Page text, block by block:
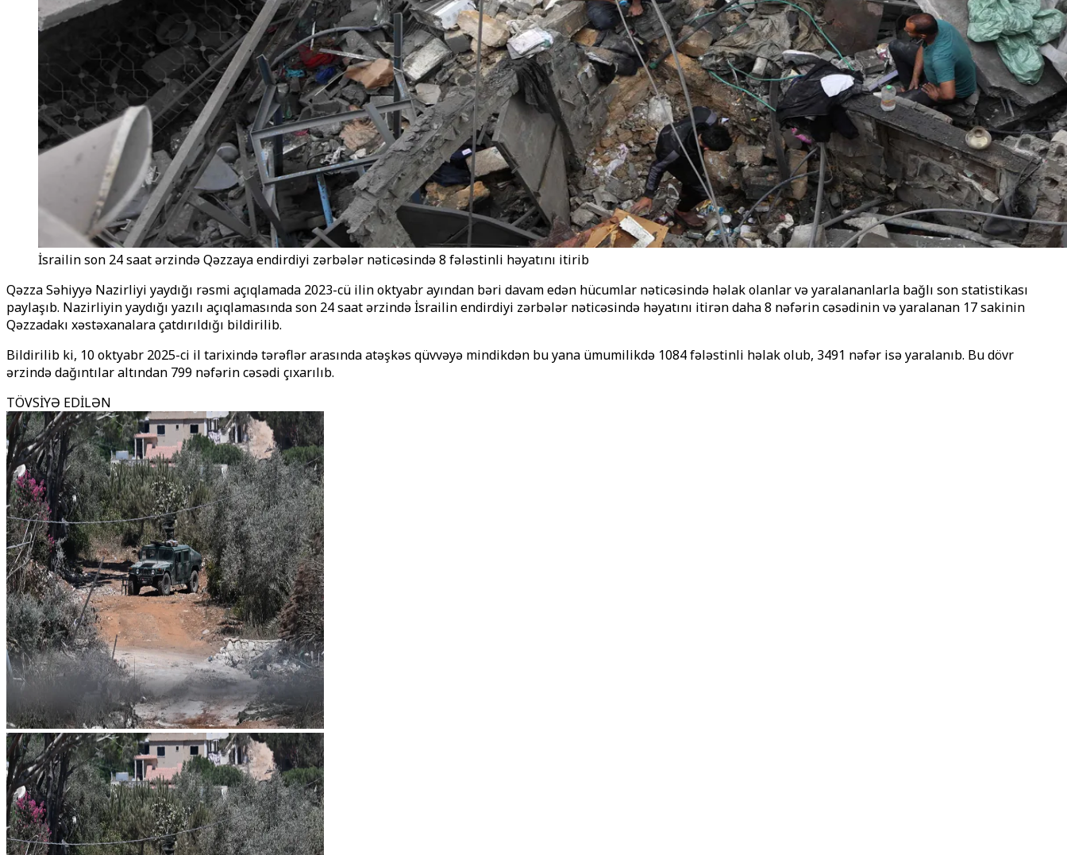
İsrailin son 24 saat ərzində Qəzzaya endirdiyi zərbələr nəticəsində 8 fələstinli həyatını itirib
Qəzza Səhiyyə Nazirliyi yaydığı rəsmi açıqlamada 2023-cü ilin oktyabr ayından bəri davam edən hücumlar nəticəsində həlak olanlar və yaralananlarla bağlı son statistikası
paylaşıb. Nazirliyin yaydığı yazılı açıqlamasında son 24 saat ərzində İsrailin endirdiyi zərbələr nəticəsində həyatını itirən daha 8 nəfərin cəsədinin və yaralanan 17 sakinin
Qəzzadakı xəstəxanalara çatdırıldığı bildirilib.
Bildirilib ki, 10 oktyabr 2025-ci il tarixində tərəflər arasında atəşkəs qüvvəyə mindikdən bu yana ümumilikdə 1084 fələstinli həlak olub, 3491 nəfər isə yaralanıb. Bu dövr
ərzində dağıntılar altından 799 nəfərin cəsədi çıxarılıb.
TÖVSİYƏ EDİLƏN